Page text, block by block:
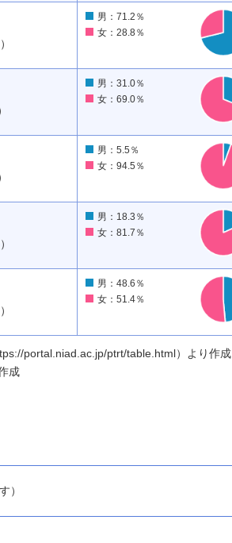
男：71.2％
女：28.8％
男：31.0％
女：69.0％
男：5.5％
女：94.5％
男：18.3％
女：81.7％
男：48.6％
女：51.4％
portal.niad.ac.jp/ptrt/table.html）より作成
成
）